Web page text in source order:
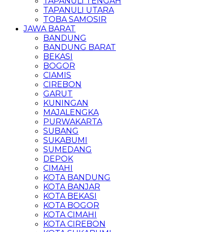
TAPANULI UTARA
TOBA SAMOSIR
JAWA BARAT
BANDUNG
BANDUNG BARAT
BEKASI
BOGOR
CIAMIS
CIREBON
GARUT
KUNINGAN
MAJALENGKA
PURWAKARTA
SUBANG
SUKABUMI
SUMEDANG
DEPOK
CIMAHI
KOTA BANDUNG
KOTA BANJAR
KOTA BEKASI
KOTA BOGOR
KOTA CIMAHI
KOTA CIREBON